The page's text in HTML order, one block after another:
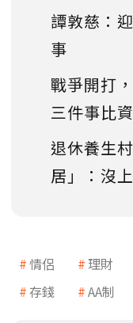
譚敦慈：
事
戰爭開打
三件事比
退休養生
居」：沒
情侶 理財
存錢
AA制